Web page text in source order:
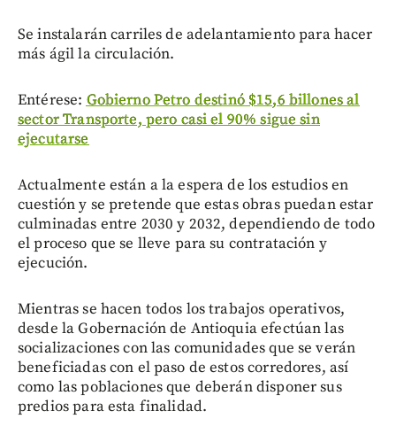
Se instalarán carriles de adelantamiento para hacer
más ágil la circulación.
Entérese:Gobierno Petro destinó $15,6 billones al
sector Transporte, pero casi el 90% sigue sin
ejecutarse
Actualmente están a la espera de los estudios en
cuestión y se pretende que estas obras puedan estar
culminadas entre 2030 y 2032, dependiendo de todo
el proceso que se lleve para su contratación y
ejecución.
Mientras se hacen todos los trabajos operativos,
desde la Gobernación de Antioquia efectúan las
socializaciones con las comunidades que se verán
beneficiadas con el paso de estos corredores, así
como las poblaciones que deberán disponer sus
predios para esta finalidad.